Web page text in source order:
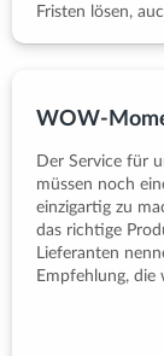
Fristen lösen,
WOW-
Der Service für
müssen noch
einzigartig zu
das richtige
Lieferanten
Empfehlung, die